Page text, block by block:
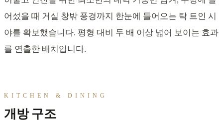
어섰을 때 거실 창밖 풍경까지 한눈에 들어오는 탁 트인 시
야를 확보했습니다. 평형 대비 두 배 이상 넓어 보이는 효과
를 연출한 배치입니다.
KITCHEN & DINING
개방 구조